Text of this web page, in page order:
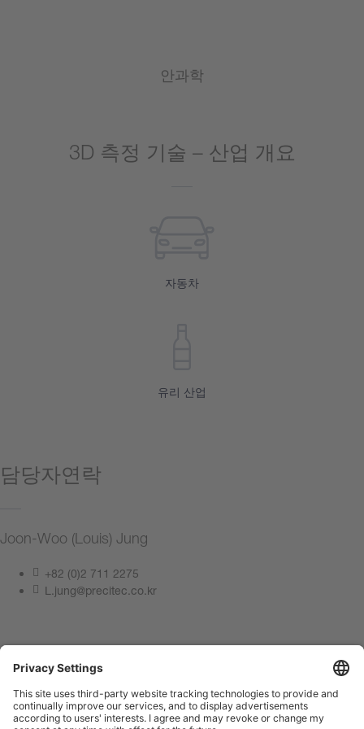
안과학
3D 측정 기술 – 산업 개요
자동차
유리 산업
담당자연락
Joon-Woo (Louis) Jung
+82 (0)2 711 2275
L.jung@precitec.co.kr